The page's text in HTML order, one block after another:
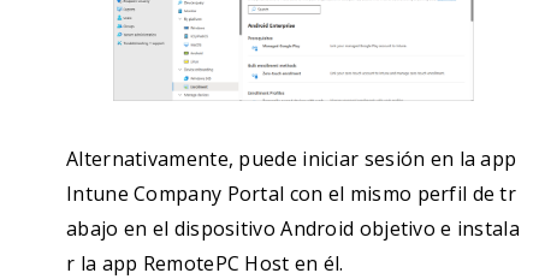
Alternativamente, puede iniciar sesión en la app
Intune Company Portal con el mismo perfil de tr
abajo en el dispositivo Android objetivo e instala
r la app RemotePC Host en él.